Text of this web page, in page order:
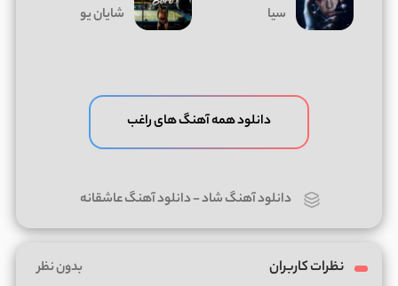
سیا شایان یو
دانلود همه آهنگ های راغب
دانلود آهنگ شاد-دانلود آهنگ عاشقانه
نظرات کاربران بدون نظر